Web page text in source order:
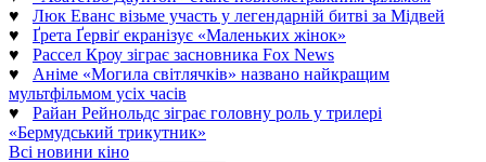
♥ Люк Еванс візьме участь у легендарній битві за Мідвей
♥ Ґрета Ґервіґ екранізує «Маленьких жінок»
♥ Рассел Кроу зіграє засновника Fox News
♥ Аніме «Могила світлячків» названо найкращим
мультфільмом усіх часів
♥ Райан Рейнольдс зіграє головну роль у трилері
«Бермудський трикутник»
Всі новини кіно